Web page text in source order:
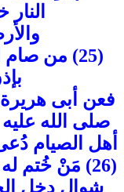
(25) من
فعن أبى
صلى الله
أهل الصيام
(26) مَنْ خُتم
شوال دخل